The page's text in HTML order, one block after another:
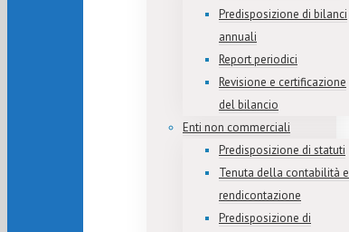
Predisposizione di bilanci
annuali
Report periodici
Revisione e certificazione
del bilancio
Enti non commerciali
Predisposizione di statuti
Tenuta della contabilità e
rendicontazione
Predisposizione di